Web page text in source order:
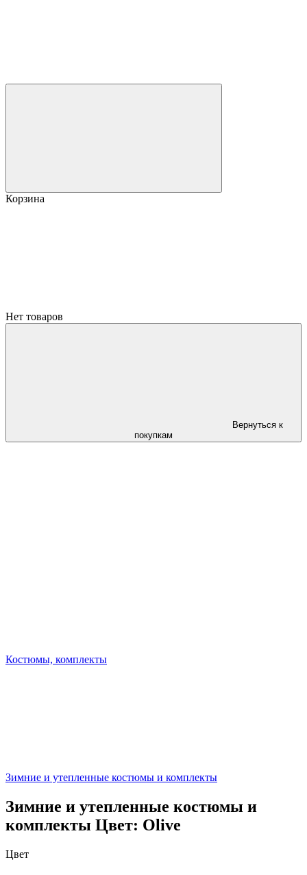
Корзина
Нет товаров
Вернуться к
покупкам
Костюмы, комплекты
Зимние и утепленные костюмы и комплекты
Зимние и утепленные костюмы и
комплекты Цвет: Olive
Цвет